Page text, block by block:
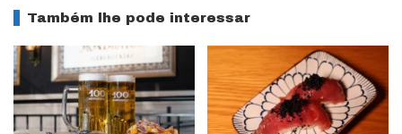
Também lhe pode interessar